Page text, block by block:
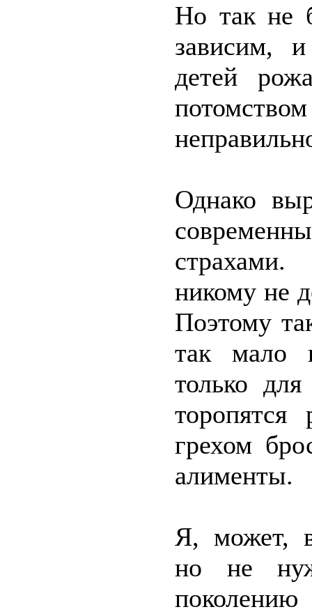
Но так не
зависим,
детей
Однако
никому не
Поэтому
так мало
только
грехом
алименты.
Я, может,
но не